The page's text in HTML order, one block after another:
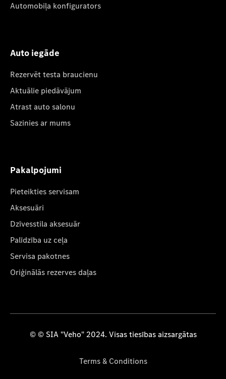
Automobiļa konfigurators
Auto iegāde
Rezervēt testa braucienu
Aktuālie piedāvājum
Atrast auto salonu
Sazinies ar mums
Pakalpojumi
Pieteikties servisam
Aksesuāri
Dzīvesstila aksesuār
Palīdzība uz ceļa
Servisa pakotnes
Oriģinālās rezerves daļas
© © SIA "Veho" 2024. Visas tiesības aizsargātas
Terms & Conditions